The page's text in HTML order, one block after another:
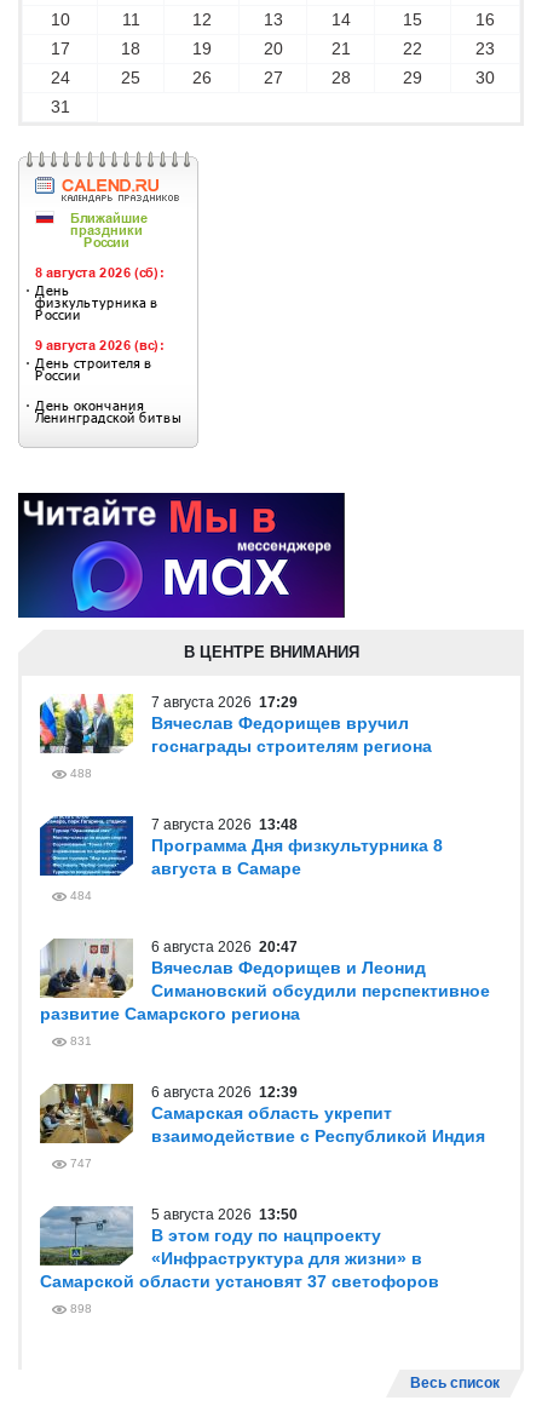
10 11 12 13 14 15
16
17
18 19 20 21 22
23
24
25 26 27 28 29
30
31
В ЦЕНТРЕ ВНИМАНИЯ
7 августа 2026 17:29
Вячеслав Федорищев вручил
госнаграды строителям региона
488
7 августа 2026 13:48
Программа Дня физкультурника 8
августа в Самаре
484
6 августа 2026 20:47
Вячеслав Федорищев и Леонид
Симановский обсудили перспективное
развитие Самарского региона
831
6 августа 2026 12:39
Самарская область укрепит
взаимодействие с Республикой Индия
747
5 августа 2026 13:50
В этом году по нацпроекту
«Инфраструктура для жизни» в
Самарской области установят 37 светофоров
898
Весь список